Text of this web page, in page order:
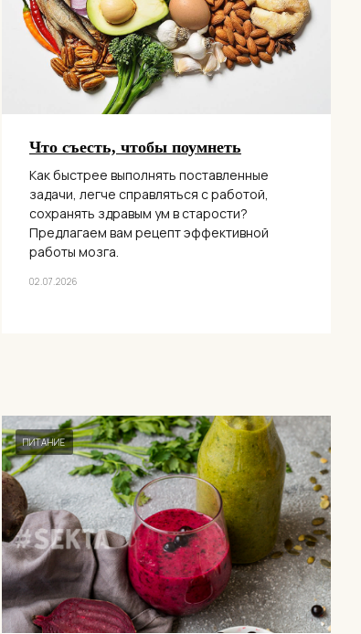
Что съесть, чтобы поумнеть
Как быстрее выполнять поставленные
задачи, легче справляться с работой,
сохранять здравым ум в старости?
Предлагаем вам рецепт эффективной
работы мозга.
02.07.2026
ПИТАНИЕ